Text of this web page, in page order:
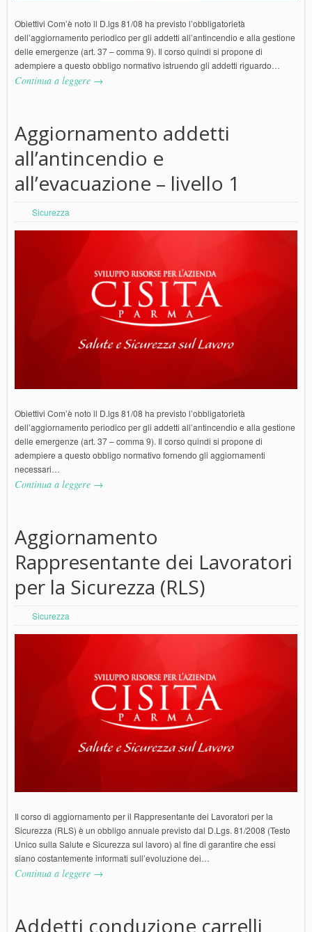
Obiettivi Com’è noto il D.lgs 81/08 ha previsto l’obbligatorietà
dell’aggiornamento periodico per gli addetti all’antincendio e alla gestione
delle emergenze (art. 37 – comma 9). Il corso quindi si propone di
adempiere a questo obbligo normativo istruendo gli addetti riguardo…
Continua a leggere →
Aggiornamento addetti
all’antincendio e
all’evacuazione – livello 1
Sicurezza
Obiettivi Com’è noto il D.lgs 81/08 ha previsto l’obbligatorietà
dell’aggiornamento periodico per gli addetti all’antincendio e alla gestione
delle emergenze (art. 37 – comma 9). Il corso quindi si propone di
adempiere a questo obbligo normativo fornendo gli aggiornamenti
necessari…
Continua a leggere →
Aggiornamento
Rappresentante dei Lavoratori
per la Sicurezza (RLS)
Sicurezza
Il corso di aggiornamento per il Rappresentante dei Lavoratori per la
Sicurezza (RLS) è un obbligo annuale previsto dal D.Lgs. 81/2008 (Testo
Unico sulla Salute e Sicurezza sul lavoro) al fine di garantire che essi
siano costantemente informati sull’evoluzione dei…
Continua a leggere →
Addetti conduzione carrelli